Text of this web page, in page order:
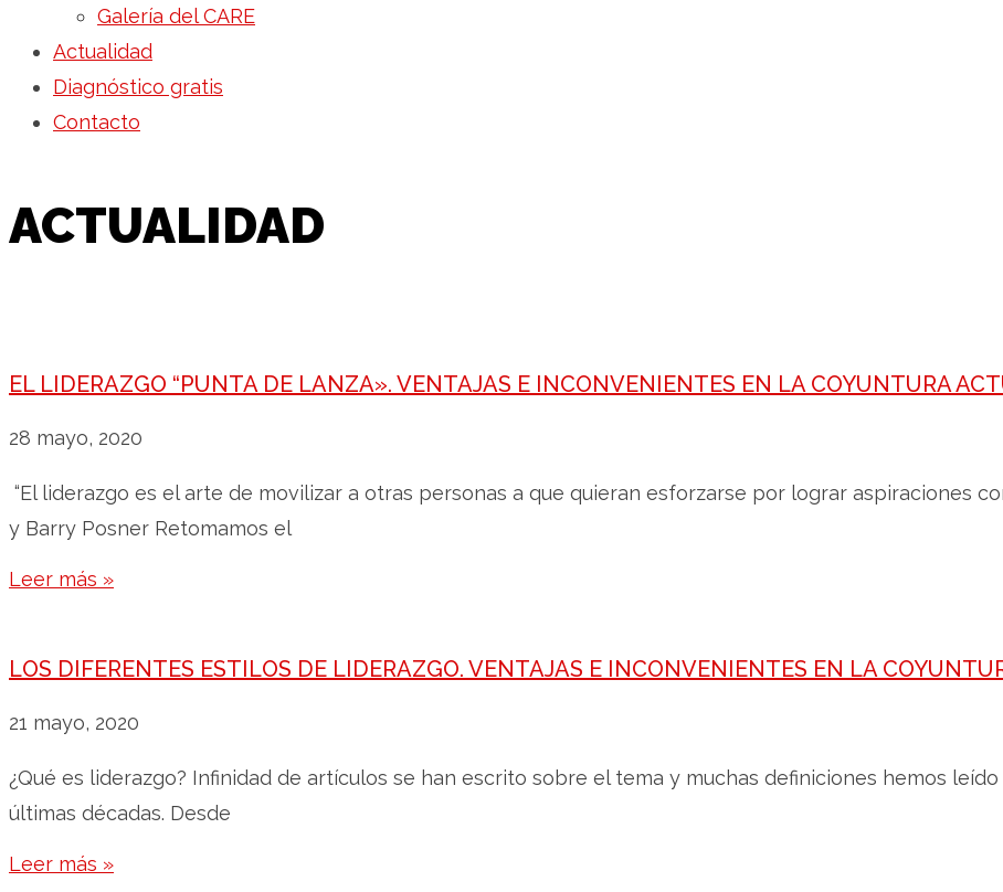
Galería del CARE
Actualidad
Diagnóstico gratis
Contacto
ACTUALIDAD
EL LIDERAZGO “PUNTA DE LANZA». VENTAJAS E INCONVENIENTES EN LA COYUNTURA
28 mayo, 2020
“El liderazgo es el arte de movilizar a otras personas a que quieran esforzarse por lograr aspiraciones
y Barry Posner Retomamos el
Leer más »
LOS DIFERENTES ESTILOS DE LIDERAZGO. VENTAJAS E INCONVENIENTES EN LA
21 mayo, 2020
¿Qué es liderazgo? Infinidad de artículos se han escrito sobre el tema y muchas definiciones hemos
últimas décadas. Desde
Leer más »